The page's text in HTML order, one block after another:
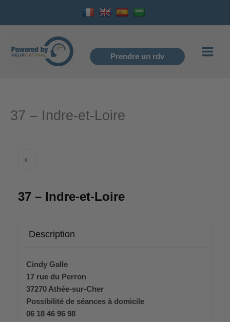
Prendre un rdv
37 – Indre-et-Loire
37 – Indre-et-Loire
Description
Cindy Galle
17 rue du Perron
37270 Athée-sur-Cher
Possibilité de séances à domicile
06 18 46 96 98